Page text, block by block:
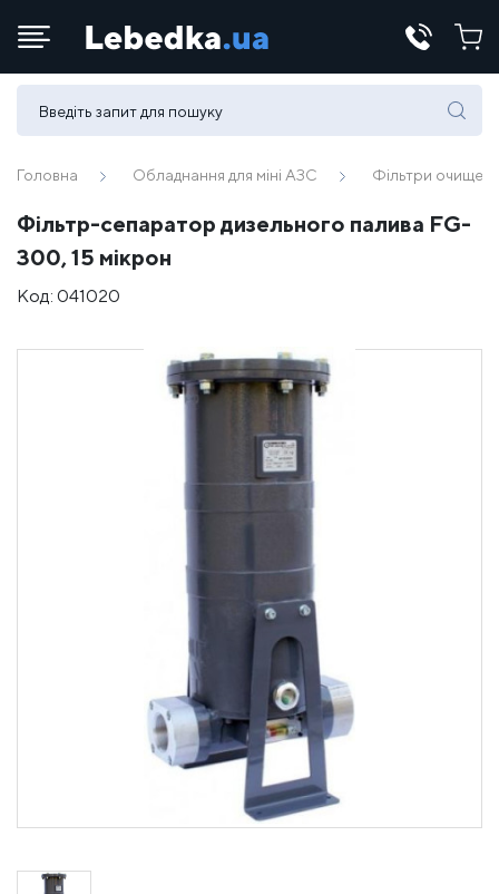
Телефони:
(067) 430 82-15
E-mail:
Головна Обладнання для міні АЗС Фільтри
Фільтр-сепаратор дизельного палива FG-
300, 15 мікрон
Код: 041020